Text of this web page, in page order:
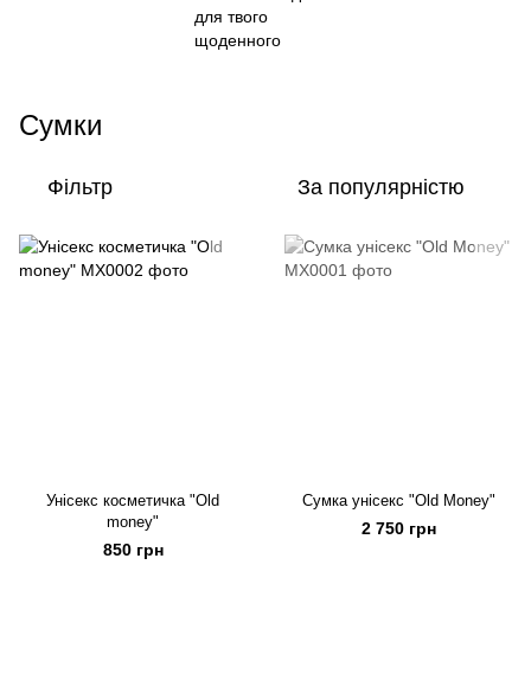
Сумки
Фільтр За популярністю
Унісекс косметичка "Old
money"
850 грн
Сумка унісекс "Old Money"
2 750 грн